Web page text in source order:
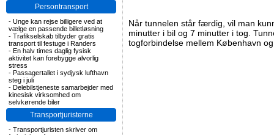
Persontransport
- Unge kan rejse billigere ved at
vælge en passende billetløsning
- Trafikselskab tilbyder gratis
transport til festuge i Randers
- En halv times daglig fysisk
aktivitet kan forebygge alvorlig
stress
- Passagertallet i sydjysk lufthavn
steg i juli
- Delebilstjeneste samarbejder med
kinesisk virksomhed om
selvkørende biler
Transportjuristerne
- Transportjuristen skriver om
Når tunnelen står færdig, vil man
minutter i bil og 7 minutter i tog.
togforbindelse mellem København